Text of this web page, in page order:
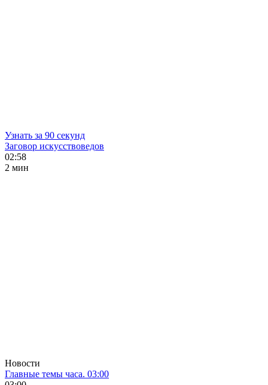
Узнать за 90 секунд
Заговор искусствоведов
02:58
2 мин
Новости
Главные темы часа. 03:00